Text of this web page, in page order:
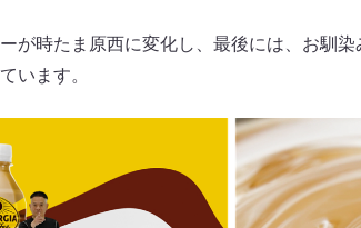
が時たま原西に変化し、最後には、お馴
います。